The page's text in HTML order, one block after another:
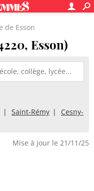
de Esson
Esson)
Saint-Rémy
Cesny-
Mise à jour le 21/11/25